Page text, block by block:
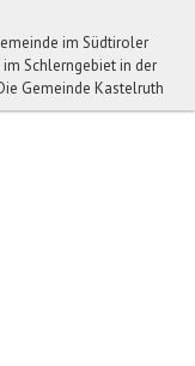
im Südtiroler
Schlerngebiet in der
Gemeinde Kastelruth